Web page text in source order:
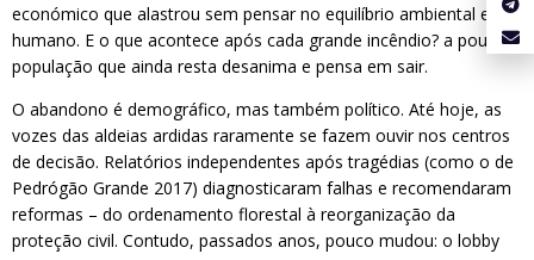
económico que alastrou sem pensar no equilíbrio ambiental e
humano. E o que acontece após cada grande incêndio? a pouca
população que ainda resta desanima e pensa em sair.
O abandono é demográfico, mas também político. Até hoje, as
vozes das aldeias ardidas raramente se fazem ouvir nos centros
de decisão. Relatórios independentes após tragédias (como o de
Pedrógão Grande 2017) diagnosticaram falhas e recomendaram
reformas – do ordenamento florestal à reorganização da
proteção civil. Contudo, passados anos, pouco mudou: o lobby